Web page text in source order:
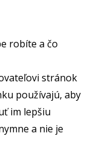
robíte a čo
stránok
používajú, aby
im lepšiu
a nie je